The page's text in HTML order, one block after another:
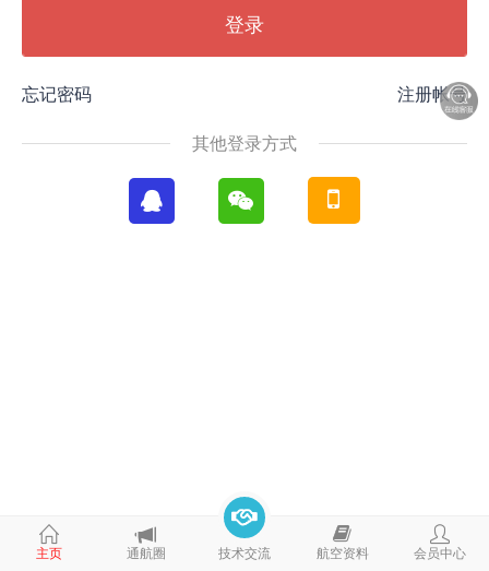
登录
忘记密码 注册帐号
其他登录方式
主页 通航圈 技术交流 航空资料 会员中心